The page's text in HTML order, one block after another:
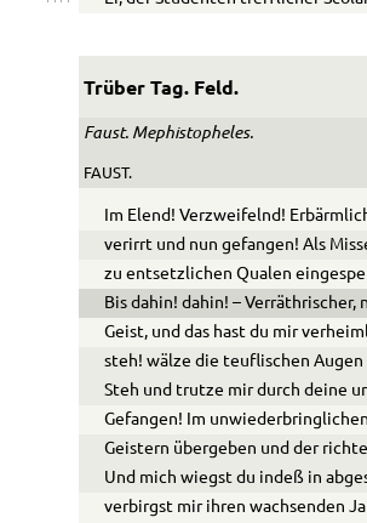
Trüber Tag. Feld.
Faust. Mephistopheles.
FAUST.
Im Elend! Verzweifelnd!
verirrt und nun gefangen! Als
zu entsetzlichen Qualen
Bis dahin! dahin! – Verräthrischer,
Geist, und das hast du mir
steh! wälze die teuflischen
Steh und trutze mir durch deine
Gefangen! Im
Geistern übergeben und der
Und mich wiegst du indeß in
verbirgst mir ihren wachsenden